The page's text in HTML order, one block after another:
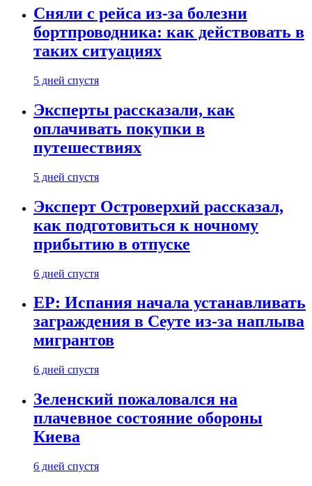
Сняли с рейса из-за болезни
бортпроводника: как действовать в
таких ситуациях
5 дней спустя
Эксперты рассказали, как
оплачивать покупки в
путешествиях
5 дней спустя
Эксперт Островерхий рассказал,
как подготовиться к ночному
прибытию в отпуске
6 дней спустя
EP: Испания начала устанавливать
заграждения в Сеуте из-за наплыва
мигрантов
6 дней спустя
Зеленский пожаловался на
плачевное состояние обороны
Киева
6 дней спустя